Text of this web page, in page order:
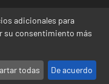
web desde el
de forma
errores o
adicionales para
su consentimiento más
todas De acuerdo